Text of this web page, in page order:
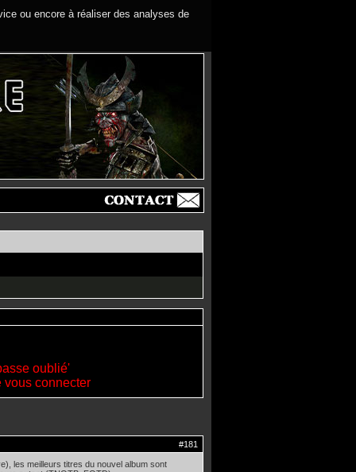
ou encore à réaliser des analyses de
oublié'
vous connecter
#181
les meilleurs titres du nouvel album sont